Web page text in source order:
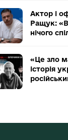
Актор і
Ращук:
нічого
«Це зло
історія